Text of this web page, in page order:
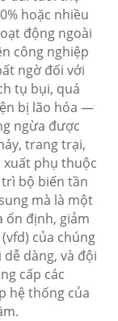
hoặc nhiều
động ngoài
công nghiệp
ngờ đối với
tụ bụi, quá
bị lão hóa —
ngừa được
trang trại,
xuất phụ thuộc
bộ biến tần
mà là một
ổn định, giảm
của chúng
dàng, và đội
cấp các
hệ thống của